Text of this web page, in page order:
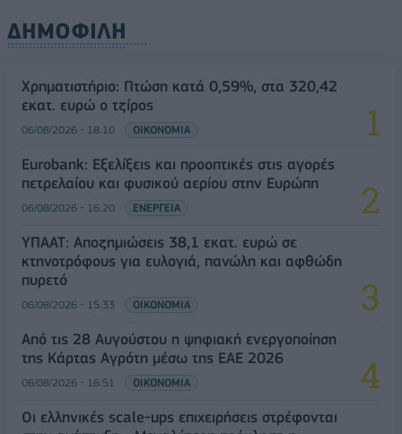
ΔΗΜΟΦΙΛΗ
Χρηματιστήριο: Πτώση κατά 0,59%, στα 320,42
εκατ. ευρώ ο τζίρος
06/08/2026 - 18:10 ΟΙΚΟΝΟΜΙΑ
Eurobank: Εξελίξεις και προοπτικές στις αγορές
πετρελαίου και φυσικού αερίου στην Ευρώπη
06/08/2026 - 16:20 ΕΝΕΡΓΕΙΑ
ΥΠΑΑΤ: Αποζημιώσεις 38,1 εκατ. ευρώ σε
κτηνοτρόφους για ευλογιά, πανώλη και αφθώδη
πυρετό
06/08/2026 - 15:33 ΟΙΚΟΝΟΜΙΑ
Από τις 28 Αυγούστου η ψηφιακή ενεργοποίηση
της Κάρτας Αγρότη μέσω της ΕΑΕ 2026
06/08/2026 - 16:51 ΟΙΚΟΝΟΜΙΑ
Οι ελληνικές scale-ups επιχειρήσεις στρέφονται